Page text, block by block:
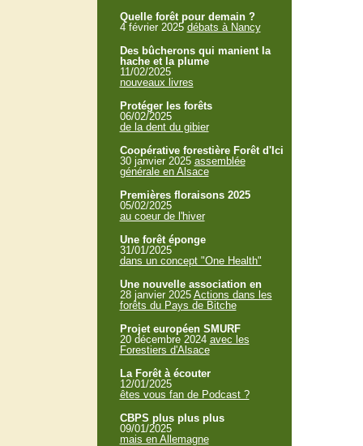
Quelle forêt pour demain ?
4 février 2025 débats à Nancy
Des bûcherons qui manient la
hache et la plume
11/02/2025
nouveaux livres
Protéger les forêts
06/02/2025
de la dent du gibier
Coopérative forestière Forêt d'Ici
30 janvier 2025 assemblée
générale en Alsace
Premières floraisons 2025
05/02/2025
au coeur de l'hiver
Une forêt éponge
31/01/2025
dans un concept "One Health"
Une nouvelle association en
28 janvier 2025 Actions dans les
forêts du Pays de Bitche
Projet européen SMURF
20 décembre 2024 avec les
Forestiers d'Alsace
La Forêt à écouter
12/01/2025
êtes vous fan de Podcast ?
CBPS plus plus plus
09/01/2025
mais en Allemagne